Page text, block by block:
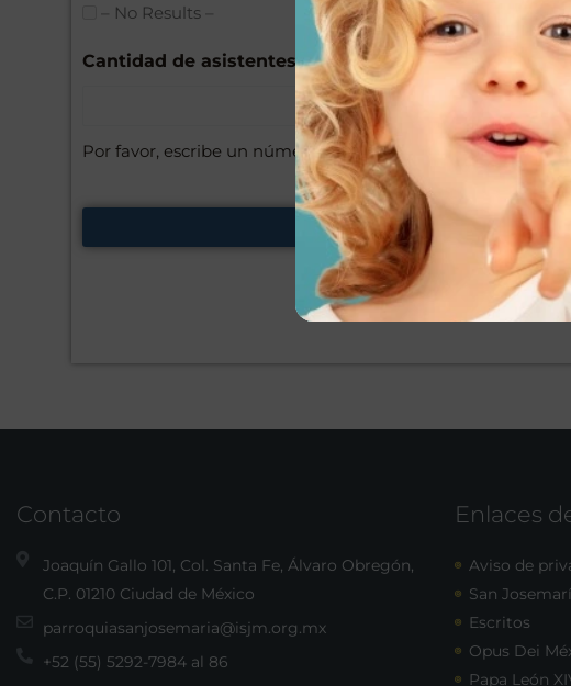
– No Results –
Cantidad de asistentes *
Por favor, escribe un número mayor o igual a
Contacto
Joaquín Gallo 101, Col. Santa Fe, Álvaro Obregón,
C.P. 01210 Ciudad de México
parroquiasanjosemaria@isjm.org.mx
+52 (55) 5292-7984 al 86
Enlaces
Aviso de
San
Escritos
Opus Dei
Papa León